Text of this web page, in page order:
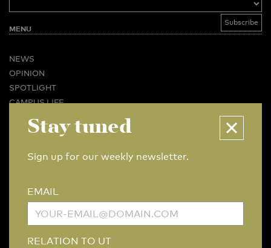
MENU
NEWS
OPINION
SPOTLIGHT
CAMPUS LIFE
BUSINESS & CAREER
CONTACT
ARCHIVE
MORE
Stay tuned
Sign up for our weekly newsletter.
EMAIL
RELATION TO UT